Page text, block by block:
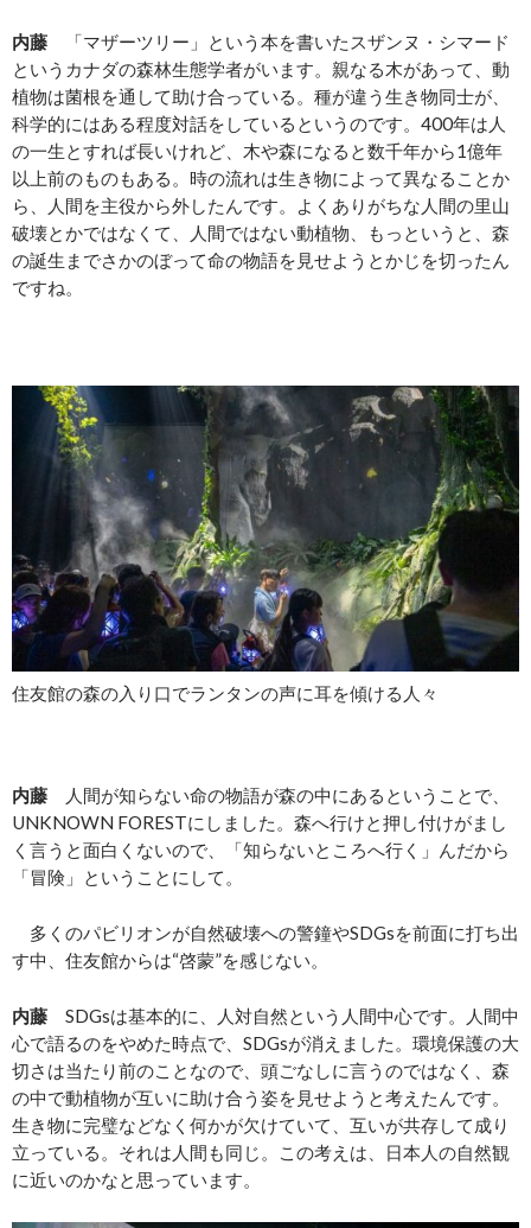
内藤 「マザーツリー」という本を書いたスザンヌ・シマード
というカナダの森林生態学者がいます。親なる木があって、動
植物は菌根を通して助け合っている。種が違う生き物同士が、
科学的にはある程度対話をしているというのです。400年は人
の一生とすれば長いけれど、木や森になると数千年から1億年
以上前のものもある。時の流れは生き物によって異なることか
ら、人間を主役から外したんです。よくありがちな人間の里山
破壊とかではなくて、人間ではない動植物、もっというと、森
の誕生までさかのぼって命の物語を見せようとかじを切ったん
ですね。
住友館の森の入り口でランタンの声に耳を傾ける人々
内藤
人間が知らない命の物語が森の中にあるということで、
UNKNOWN FORESTにしました。森へ行けと押し付けがまし
く言うと面白くないので、「知らないところへ行く」んだから
「冒険」ということにして。
多くのパビリオンが自然破壊への警鐘やSDGsを前面に打ち出
す中、住友館からは“啓蒙”を感じない。
内藤 SDGsは基本的に、人対自然という人間中心です。人間中
心で語るのをやめた時点で、SDGsが消えました。環境保護の大
切さは当たり前のことなので、頭ごなしに言うのではなく、森
の中で動植物が互いに助け合う姿を見せようと考えたんです。
生き物に完璧などなく何かが欠けていて、互いが共存して成り
立っている。それは人間も同じ。この考えは、日本人の自然観
に近いのかなと思っています。